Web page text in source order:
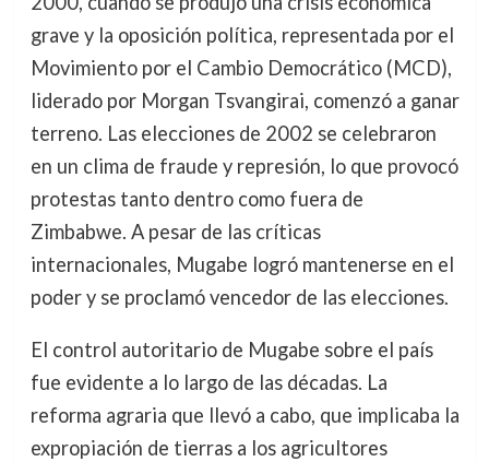
grave y la oposición política, representada por el
Movimiento por el Cambio Democrático (MCD),
liderado por Morgan Tsvangirai, comenzó a ganar
terreno. Las elecciones de 2002 se celebraron
en un clima de fraude y represión, lo que provocó
protestas tanto dentro como fuera de
Zimbabwe. A pesar de las críticas
internacionales, Mugabe logró mantenerse en el
poder y se proclamó vencedor de las elecciones.
El control autoritario de Mugabe sobre el país
fue evidente a lo largo de las décadas. La
reforma agraria que llevó a cabo, que implicaba la
expropiación de tierras a los agricultores